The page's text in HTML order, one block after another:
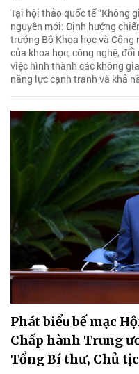
Tại hội thảo quốc tế “Không
nguyên mới: Định hướng
trưởng Bộ Khoa học và
của khoa học, công nghệ,
việc hình thành các không
năng lực cạnh tranh và khả
Phát biểu bế mạc
Chấp hành Trung
Tổng Bí thư, Chủ